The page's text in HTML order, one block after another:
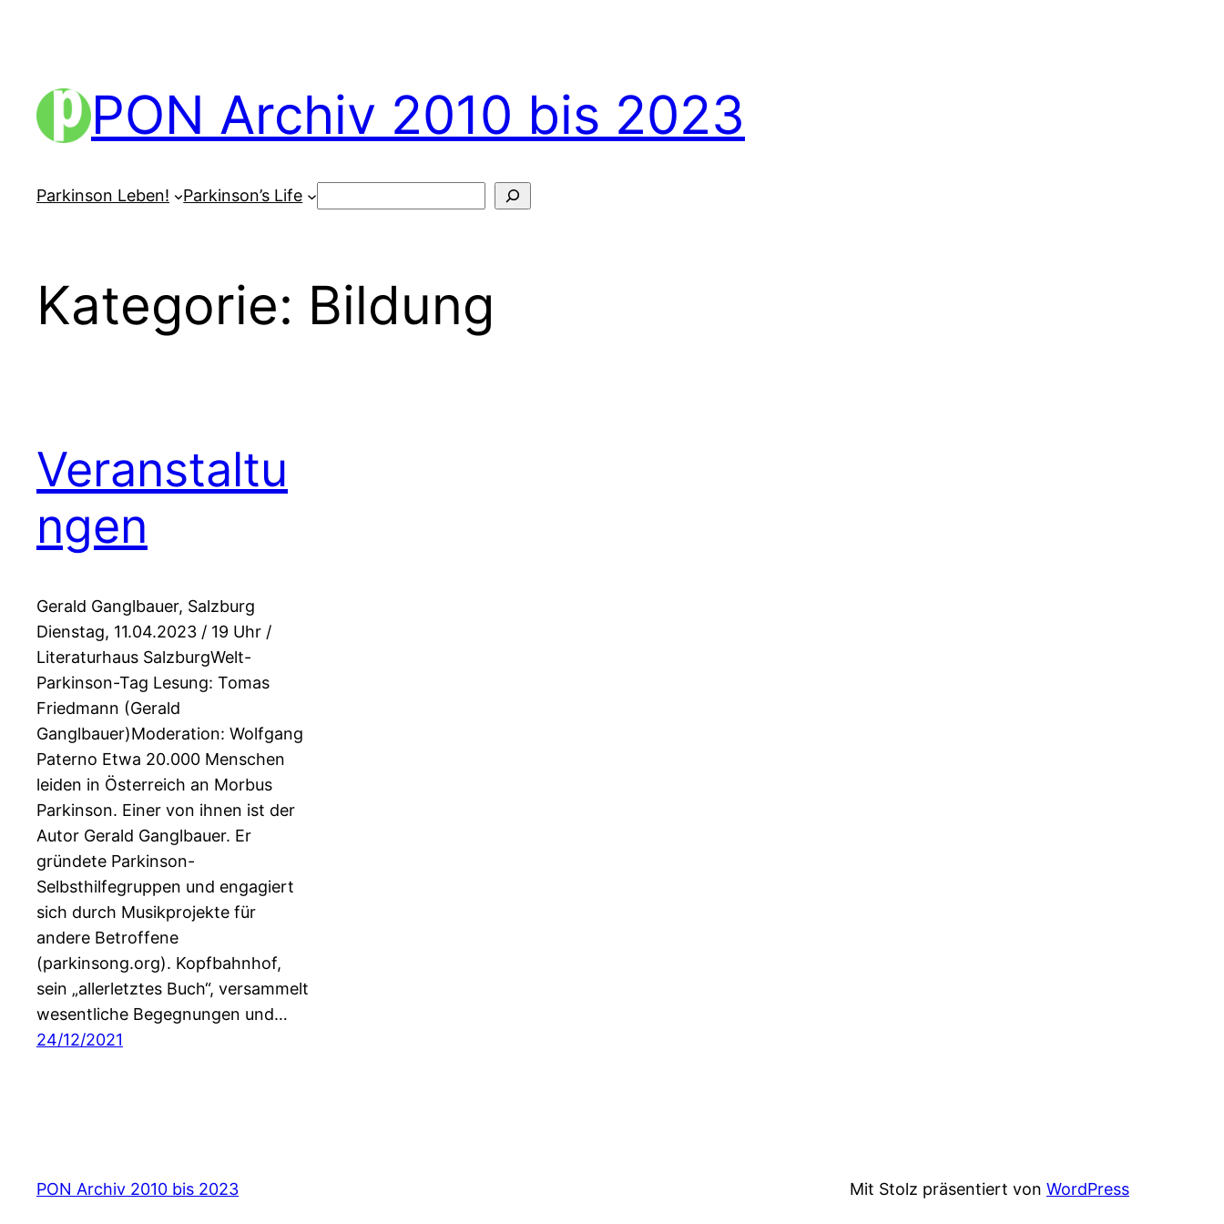
PON Archiv 2010 bis 2023
Parkinson Leben! Parkinson’s Life Suchen
Kategorie: Bildung
Veranstaltu
ngen
Gerald Ganglbauer, Salzburg
Dienstag, 11.04.2023 / 19 Uhr /
Literaturhaus SalzburgWelt-
Parkinson-Tag Lesung: Tomas
Friedmann (Gerald
Ganglbauer)Moderation: Wolfgang
Paterno Etwa 20.000 Menschen
leiden in Österreich an Morbus
Parkinson. Einer von ihnen ist der
Autor Gerald Ganglbauer. Er
gründete Parkinson-
Selbsthilfegruppen und engagiert
sich durch Musikprojekte für
andere Betroffene
(parkinsong.org). Kopfbahnhof,
sein „allerletztes Buch“, versammelt
wesentliche Begegnungen und…
24/12/2021
PON Archiv 2010 bis 2023 Mit Stolz präsentiert von WordPress